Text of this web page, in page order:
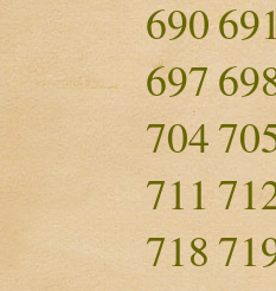
690
697
704
711
718